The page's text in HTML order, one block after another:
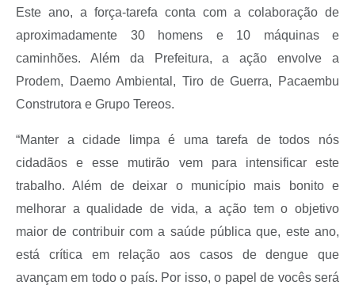
Este ano, a força-tarefa conta com a colaboração de
aproximadamente 30 homens e 10 máquinas e
caminhões. Além da Prefeitura, a ação envolve a
Prodem, Daemo Ambiental, Tiro de Guerra, Pacaembu
Construtora e Grupo Tereos.
“Manter a cidade limpa é uma tarefa de todos nós
cidadãos e esse mutirão vem para intensificar este
trabalho. Além de deixar o município mais bonito e
melhorar a qualidade de vida, a ação tem o objetivo
maior de contribuir com a saúde pública que, este ano,
está crítica em relação aos casos de dengue que
avançam em todo o país. Por isso, o papel de vocês será